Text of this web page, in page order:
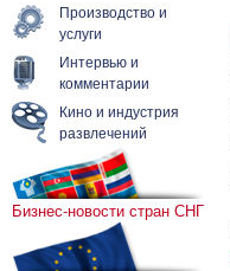
Производство и
услуги
Интервью и
комментарии
Кино и индустрия
развлечений
Бизнес-новости стран СНГ